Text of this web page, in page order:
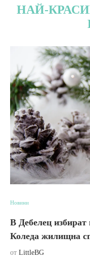
НАЙ-
Новини
В Дебелец избират
Коледа жилищна
от LittleBG